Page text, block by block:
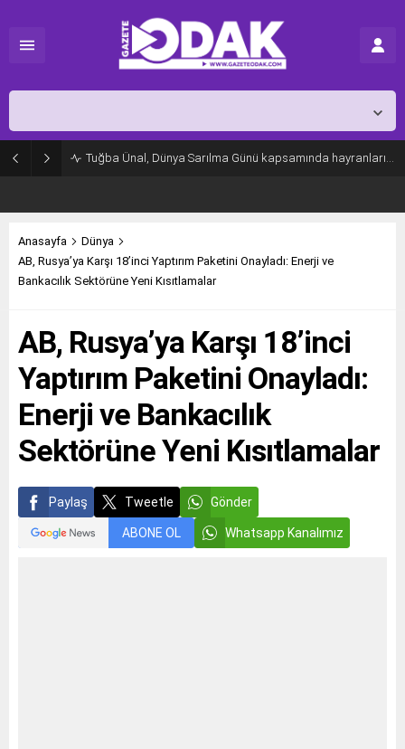
Tuğba Ünal, Dünya Sarılma Günü kapsamında hayranlarıyla buluştu
Anasayfa
Dünya
AB, Rusya’ya Karşı 18’inci Yaptırım Paketini Onayladı: Enerji ve
Bankacılık Sektörüne Yeni Kısıtlamalar
AB, Rusya’ya Karşı 18’inci
Yaptırım Paketini Onayladı:
Enerji ve Bankacılık
Sektörüne Yeni Kısıtlamalar
Paylaş Tweetle Gönder
ABONE OL Whatsapp Kanalımız